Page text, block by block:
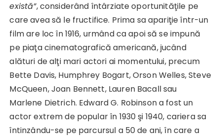
există”, considerând întârziate oportunităţile pe
care avea să le fructifice. Prima sa apariţie într-un
film are loc în 1916, urmând ca apoi să se impună
pe piaţa cinematografică americană, jucând
alături de alţi mari actori ai momentului, precum
Bette Davis, Humphrey Bogart, Orson Welles, Steve
McQueen, Joan Bennett, Lauren Bacall sau
Marlene Dietrich. Edward G. Robinson a fost un
actor extrem de popular în 1930 şi 1940, cariera sa
întinzându-se pe parcursul a 50 de ani, în care a